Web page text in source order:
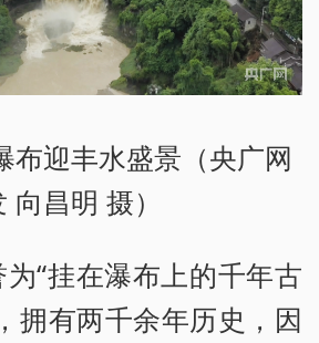
布迎丰水盛景（央广网
向昌明 摄）
“挂在瀑布上的千年古
拥有两千余年历史，因